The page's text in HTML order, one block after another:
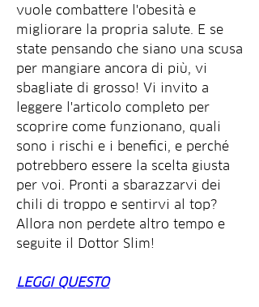
vuole combattere l'obesità e
migliorare la propria salute. E se
state pensando che siano una scusa
per mangiare ancora di più, vi
sbagliate di grosso! Vi invito a
leggere l'articolo completo per
scoprire come funzionano, quali
sono i rischi e i benefici, e perché
potrebbero essere la scelta giusta
per voi. Pronti a sbarazzarvi dei
chili di troppo e sentirvi al top?
Allora non perdete altro tempo e
seguite il Dottor Slim!
LEGGI QUESTO